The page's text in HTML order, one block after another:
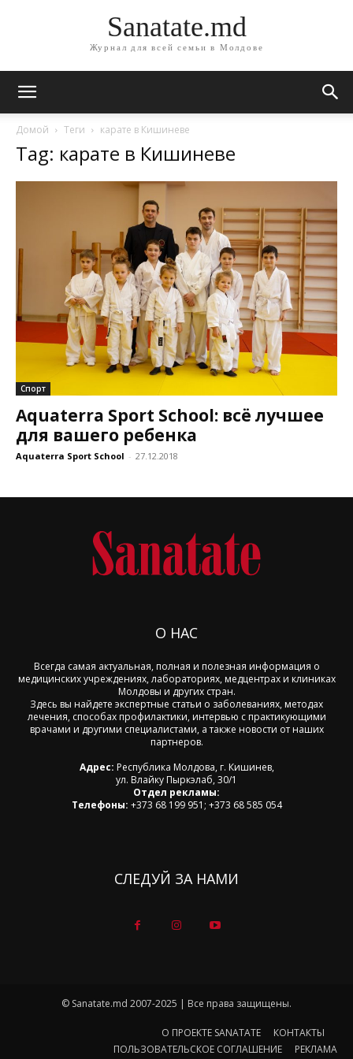
Sanatate.md
Журнал для всей семьи в Молдове
Домой Теги карате в Кишиневе
Tag: карате в Кишиневе
Спорт
Aquaterra Sport School: всё лучшее
для вашего ребенка
Aquaterra Sport School - 27.12.2018
О НАС
Всегда самая актуальная, полная и полезная информация о
медицинских учреждениях, лабораториях, медцентрах и клиниках
Молдовы и других стран.
Здесь вы найдете экспертные статьи о заболеваниях, методах
лечения, способах профилактики, интервью с практикующими
врачами и другими специалистами, а также новости от наших
партнеров.
Адрес: Республика Молдова, г. Кишинев,
ул. Влайку Пыркэлаб, 30/1
Отдел рекламы:
Телефоны: +373 68 199 951; +373 68 585 054
СЛЕДУЙ ЗА НАМИ
© Sanatate.md 2007-2025 | Все права защищены.
О ПРОЕКТЕ SANATATE
КОНТАКТЫ
ПОЛЬЗОВАТЕЛЬСКОЕ СОГЛАШЕНИЕ
РЕКЛАМА